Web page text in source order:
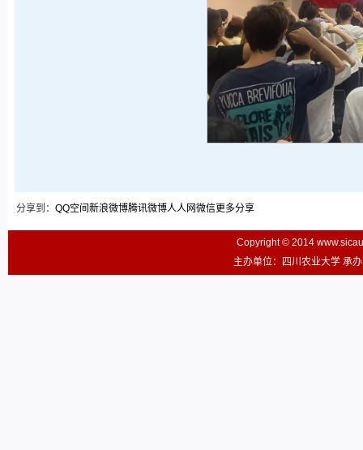
分享到： QQ空间 新浪微博腾讯微博人人网微信更多分享
Copyright © 2014
主办单位：四川农业大学 承